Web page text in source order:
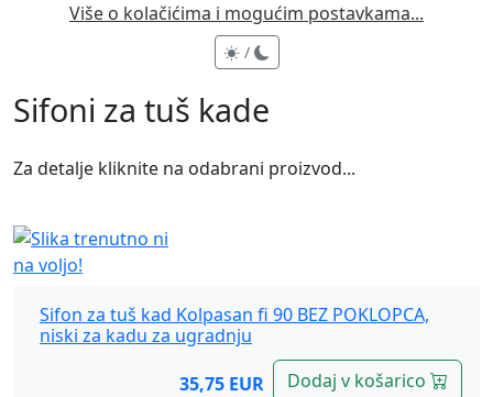
Više o kolačićima i mogućim postavkama...
/
Sifoni za tuš kade
Za detalje kliknite na odabrani proizvod...
Sifon za tuš kad Kolpasan fi 90 BEZ POKLOPCA,
niski za kadu za ugradnju
35,75 EUR
Dodaj v košarico